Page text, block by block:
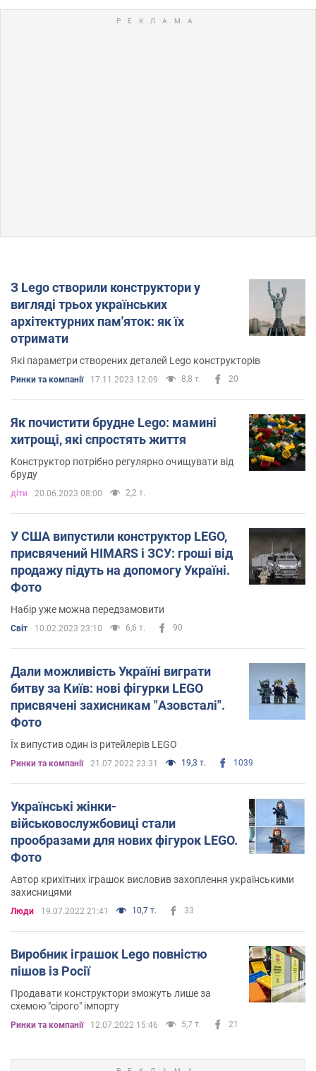
З Lego створили конструктори у
вигляді трьох українських
архітектурних пам'яток: як їх
отримати
Які параметри створених деталей Lego конструкторів
Ринки та компанії 17.11.2023 12:09 8,8 т. 20
Як почистити брудне Lego: мамині
хитрощі, які спростять життя
Конструктор потрібно регулярно очищувати від
бруду
діти 20.06.2023 08:00 2,2 т.
У США випустили конструктор LEGO,
присвячений HIMARS і ЗСУ: гроші від
продажу підуть на допомогу Україні.
Фото
Набір уже можна передзамовити
Світ 10.02.2023 23:10 6,6 т. 90
Дали можливість Україні виграти
битву за Київ: нові фігурки LEGO
присвячені захисникам "Азовсталі".
Фото
Їх випустив один із ритейлерів LEGO
Ринки та компанії 21.07.2022 23:31 19,3 т. 1039
Українські жінки-
військовослужбовиці стали
прообразами для нових фігурок LEGO.
Фото
Автор крихітних іграшок висловив захоплення українськими
захисницями
Люди 19.07.2022 21:41 10,7 т. 33
Виробник іграшок Lego повністю
пішов із Росії
Продавати конструктори зможуть лише за
схемою "сірого" імпорту
Ринки та компанії 12.07.2022 15:46 5,7 т. 21